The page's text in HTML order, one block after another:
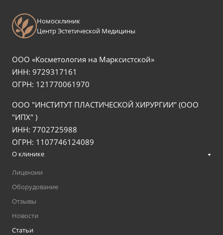
Номосклиник
Центр Эстетической Медицины
ООО «Косметология на Марксистской»
ИНН: 9729317161
ОГРН: 121770061970
ООО "ИНСТИТУТ ПЛАСТИЧЕСКОЙ ХИРУРГИИ" (ООО
"ИПХ" )
ИНН: 7702725988
ОГРН: 1107746124089
О клинике
Лицензии
Оборудование
Отзывы
Новости
Статьи